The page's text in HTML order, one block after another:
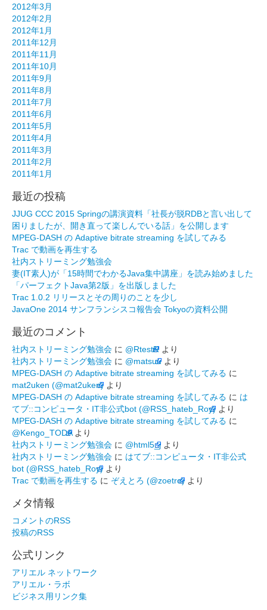
2012年3月
2012年2月
2012年1月
2011年12月
2011年11月
2011年10月
2011年9月
2011年8月
2011年7月
2011年6月
2011年5月
2011年4月
2011年3月
2011年2月
2011年1月
最近の投稿
JJUG CCC 2015 Springの講演資料「社長が脱RDBと言い出して
困りましたが、開き直って楽しんでいる話」を公開します
MPEG-DASH の Adaptive bitrate streaming を試してみる
Trac で動画を再生する
社内ストリーミング勉強会
妻(IT素人)が「15時間でわかるJava集中講座」を読み始めました
「パーフェクトJava第2版」を出版しました
Trac 1.0.2 リリースとその周りのことを少し
JavaOne 2014 サンフランシスコ報告会 Tokyoの資料公開
最近のコメント
社内ストリーミング勉強会 に @RtestR より
社内ストリーミング勉強会 に @matsuu より
MPEG-DASH の Adaptive bitrate streaming を試してみる に
mat2uken (@mat2uken) より
MPEG-DASH の Adaptive bitrate streaming を試してみる に は
てブ::コンピュータ・IT非公式bot (@RSS_hateb_Roy) より
MPEG-DASH の Adaptive bitrate streaming を試してみる に
@Kengo_TODAより
社内ストリーミング勉強会 に @html5_j より
社内ストリーミング勉強会 に はてブ::コンピュータ・IT非公式
bot (@RSS_hateb_Roy) より
Trac で動画を再生する に ぞえとろ (@zoetro) より
メタ情報
コメントのRSS
投稿のRSS
公式リンク
アリエル ネットワーク
アリエル・ラボ
ビジネス用リンク集